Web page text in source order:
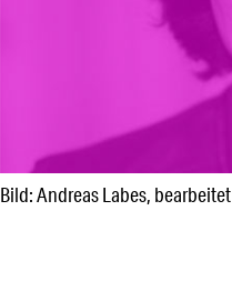
Bild: Andreas Labes, bearbeitet